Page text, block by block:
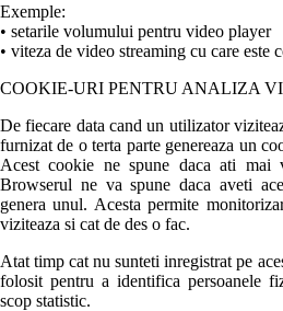
Exemple:
• setarile volumului pentru video player
• viteza de video streaming cu care este
COOKIE-URI PENTRU ANALIZA
De fiecare data cand un utilizator
furnizat de o terta parte genereaza un
Acest cookie ne spune daca ati mai
Browserul ne va spune daca aveti
genera unul. Acesta permite
viziteaza si cat de des o fac.
Atat timp cat nu sunteti inregistrat pe
folosit pentru a identifica persoanele
scop statistic.